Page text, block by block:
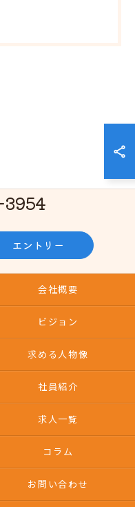
エントリー
会社概要
ビジョン
求める人物像
社員紹介
求人一覧
コラム
お問い合わせ